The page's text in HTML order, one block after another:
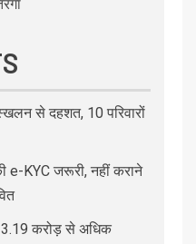
से दहशत, 10 परिवारों
KYC जरूरी, नहीं कराने
3.19 करोड़ से अधिक